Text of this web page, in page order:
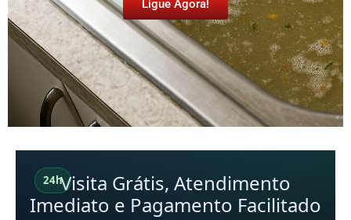
Ligue Agora!
24hVisita Grátis, Atendimento
Imediato e Pagamento Facilitado